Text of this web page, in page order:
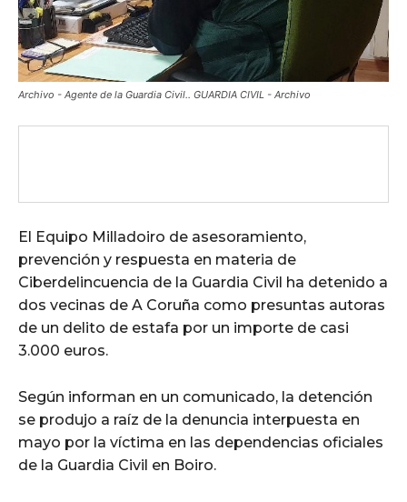
Archivo - Agente de la Guardia Civil.. GUARDIA CIVIL - Archivo
El Equipo Milladoiro de asesoramiento,
prevención y respuesta en materia de
Ciberdelincuencia de la Guardia Civil ha detenido a
dos vecinas de A Coruña como presuntas autoras
de un delito de estafa por un importe de casi
3.000 euros.
Según informan en un comunicado, la detención
se produjo a raíz de la denuncia interpuesta en
mayo por la víctima en las dependencias oficiales
de la Guardia Civil en Boiro.